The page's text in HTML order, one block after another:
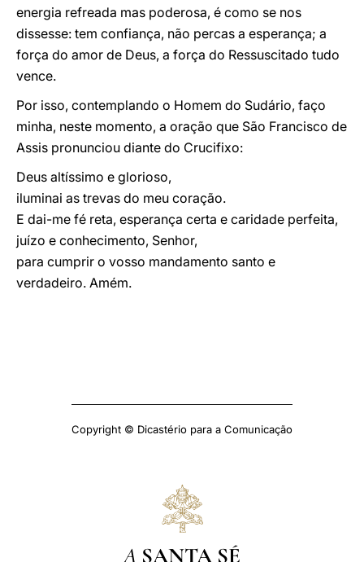
energia refreada mas poderosa, é como se nos
dissesse: tem confiança, não percas a esperança; a
força do amor de Deus, a força do Ressuscitado tudo
vence.
Por isso, contemplando o Homem do Sudário, faço
minha, neste momento, a oração que São Francisco de
Assis pronunciou diante do Crucifixo:
Deus altíssimo e glorioso,
iluminai as trevas do meu coração.
E dai-me fé reta, esperança certa e caridade perfeita,
juízo e conhecimento, Senhor,
para cumprir o vosso mandamento santo e
verdadeiro. Amém.
Copyright © Dicastério para a Comunicação
A SANTA SÉ